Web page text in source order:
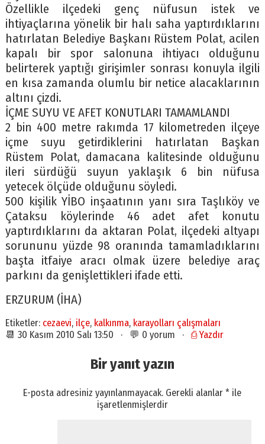
Özellikle ilçedeki genç nüfusun istek ve
ihtiyaçlarına yönelik bir halı saha yaptırdıklarını
hatırlatan Belediye Başkanı Rüstem Polat, acilen
kapalı bir spor salonuna ihtiyacı olduğunu
belirterek yaptığı girişimler sonrası konuyla ilgili
en kısa zamanda olumlu bir netice alacaklarının
altını çizdi.
İÇME SUYU VE AFET KONUTLARI TAMAMLANDI
2 bin 400 metre rakımda 17 kilometreden ilçeye
içme suyu getirdiklerini hatırlatan Başkan
Rüstem Polat, damacana kalitesinde olduğunu
ileri sürdüğü suyun yaklaşık 6 bin nüfusa
yetecek ölçüde olduğunu söyledi.
500 kişilik YİBO inşaatının yanı sıra Taşlıköy ve
Çataksu köylerinde 46 adet afet konutu
yaptırdıklarını da aktaran Polat, ilçedeki altyapı
sorununu yüzde 98 oranında tamamladıklarını
başta itfaiye aracı olmak üzere belediye araç
parkını da genişlettikleri ifade etti.
ERZURUM (İHA)
Etiketler: cezaevi, ilçe, kalkınma, karayolları çalışmaları
📆 30 Kasım 2010 Salı 13:50 · 💬 0 yorum · ⎙ Yazdır
Bir yanıt yazın
E-posta adresiniz yayınlanmayacak. Gerekli alanlar* ile
işaretlenmişlerdir